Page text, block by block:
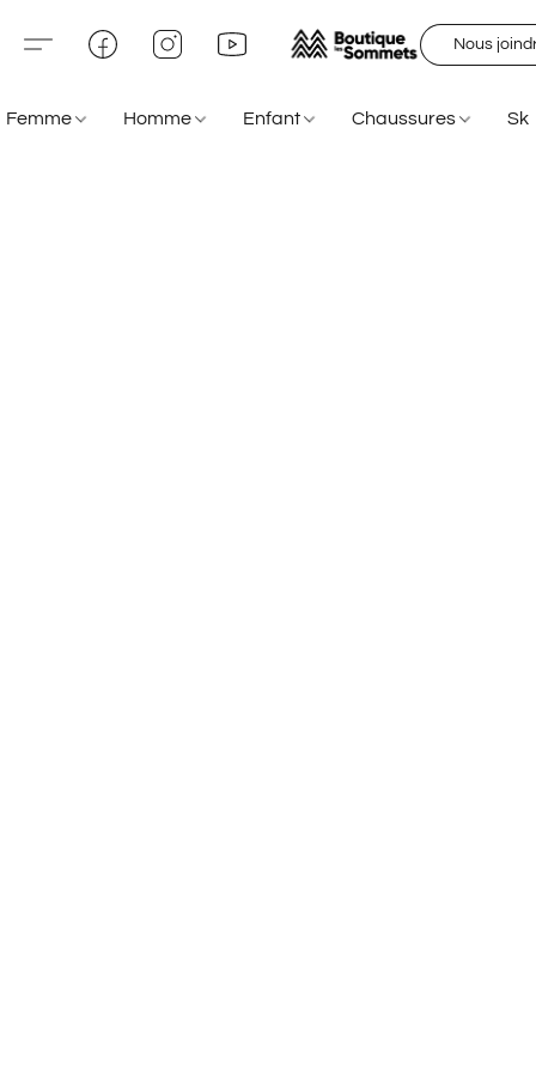
Nous
Femme Homme Enfant Chaussures